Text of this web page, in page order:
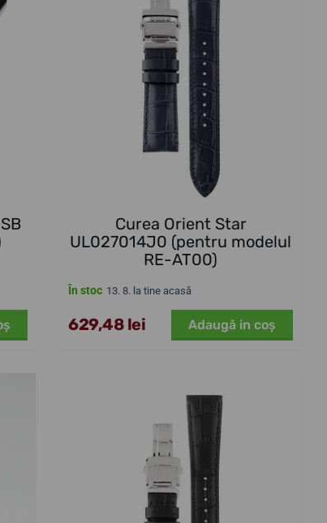
Curea Orient Star
UL027014J0 (pentru modelul
RE-AT00)
În stoc 13. 8. la tine acasă
629,48 lei Adaugă in coş